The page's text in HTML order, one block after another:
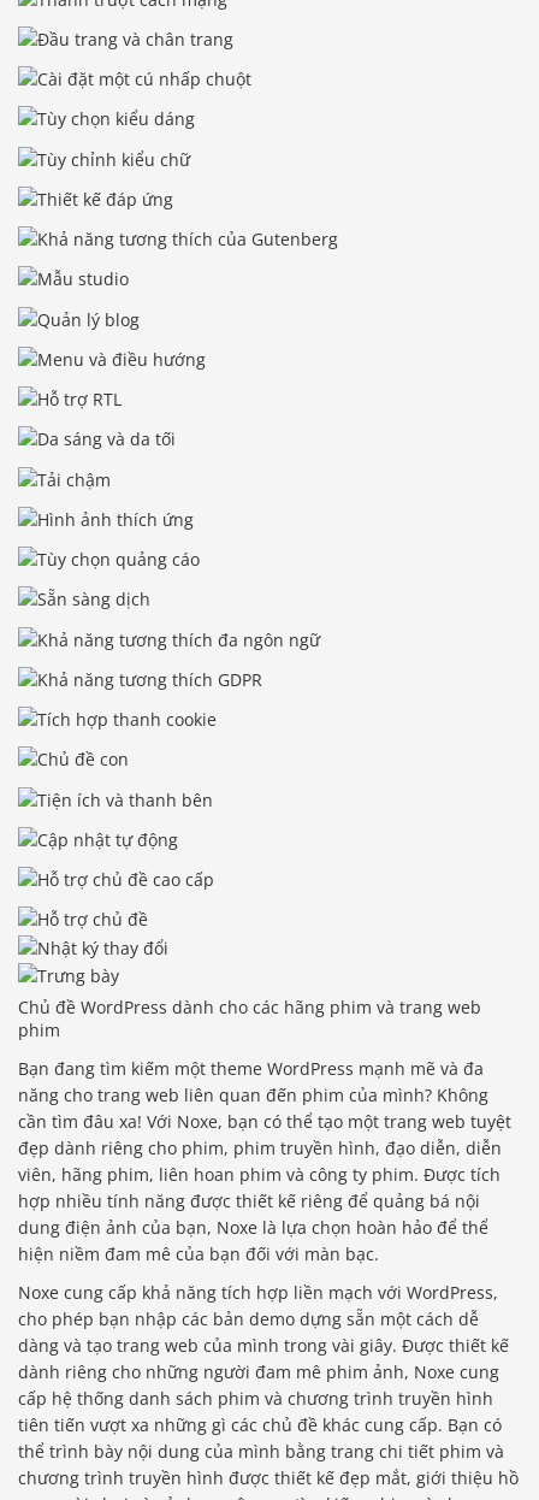
Chủ đề WordPress dành cho các hãng phim và trang web
phim
Bạn đang tìm kiếm một theme WordPress mạnh mẽ và đa
năng cho trang web liên quan đến phim của mình? Không
cần tìm đâu xa! Với Noxe, bạn có thể tạo một trang web tuyệt
đẹp dành riêng cho phim, phim truyền hình, đạo diễn, diễn
viên, hãng phim, liên hoan phim và công ty phim. Được tích
hợp nhiều tính năng được thiết kế riêng để quảng bá nội
dung điện ảnh của bạn, Noxe là lựa chọn hoàn hảo để thể
hiện niềm đam mê của bạn đối với màn bạc.
Noxe cung cấp khả năng tích hợp liền mạch với WordPress,
cho phép bạn nhập các bản demo dựng sẵn một cách dễ
dàng và tạo trang web của mình trong vài giây. Được thiết kế
dành riêng cho những người đam mê phim ảnh, Noxe cung
cấp hệ thống danh sách phim và chương trình truyền hình
tiên tiến vượt xa những gì các chủ đề khác cung cấp. Bạn có
thể trình bày nội dung của mình bằng trang chi tiết phim và
chương trình truyền hình được thiết kế đẹp mắt, giới thiệu hồ